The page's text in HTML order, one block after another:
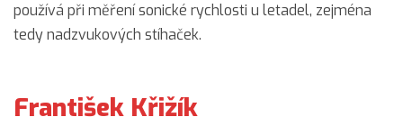
používá při měření sonické rychlosti u letadel, zejména
tedy nadzvukových stíhaček.
František Křižík